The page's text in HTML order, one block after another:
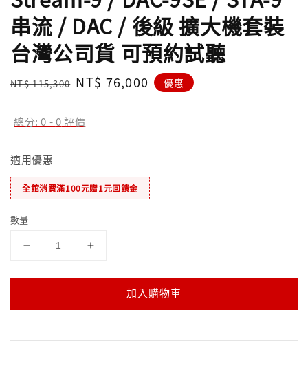
串流 / DAC / 後級 擴大機套裝
台灣公司貨 可預約試聽
Regular
NT$ 115,300 Sale
NT$ 76,000 優惠
總分:0 -0評價
適用優惠
全館消費滿100元贈1元回饋金
數量
加入購物車